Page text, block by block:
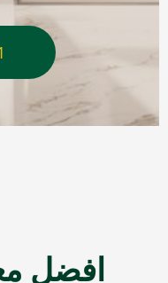
افضل